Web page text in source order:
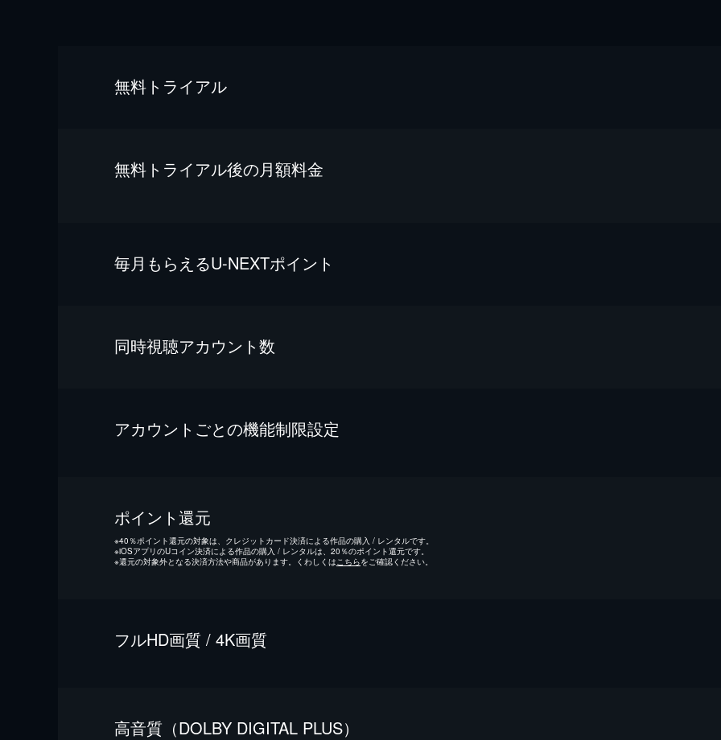
無料トライアル
無料トライアル後の⽉額料金
毎⽉もらえるU-NEXTポイント
同時視聴アカウント数
アカウントごとの機能制限設定
ポイント還元
※40％ポイント還元の対象は、クレジットカード決済による作品の購入 / レンタルです。
※iOSアプリのUコイン決済による作品の購入 / レンタルは、20％のポイント還元です。
※還元の対象外となる決済方法や商品があります。くわしくは こちらをご確認ください。
フルHD画質 / 4K画質
⾼⾳質（DOLBY DIGITAL PLUS）